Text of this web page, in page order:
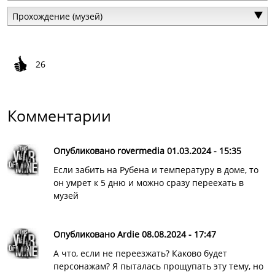
Прохождение (музей)
26
Комментарии
Опубликовано rovermedia 01.03.2024 - 15:35
Если забить на Рубена и температуру в доме, то
он умрет к 5 дню и можно сразу переехать в
музей
Опубликовано Ardie 08.08.2024 - 17:47
А что, если не переезжать? Каково будет
персонажам? Я пыталась прощупать эту тему, но